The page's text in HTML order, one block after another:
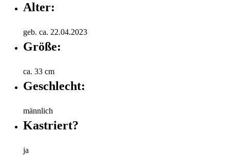
Alter:
geb. ca. 22.04.2023
Größe:
ca. 33 cm
Geschlecht:
männlich
Kastriert?
ja